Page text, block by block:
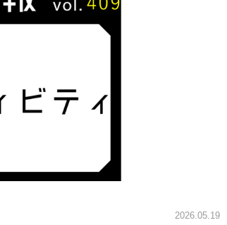
2026.05.19